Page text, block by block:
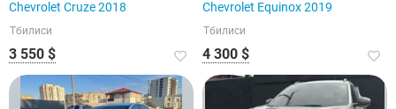
Chevrolet Cruze 2018
Тбилиси
3 550 $
Chevrolet Equinox 2019
Тбилиси
4 300 $